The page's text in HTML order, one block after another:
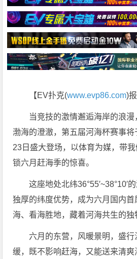
【EV扑克(www.evp86.com)
当竞技的激情邂逅海岸的浪
渤海的澄澈，第五届河海杯赛事将
23日盛大登场，以体育为媒，带
锁六月赶海季的惊喜。
这座地处北纬36°55′~38°10′
独厚的纬度优势，成为六月国内
海、看海胜地，藏着河海共生的独
六月的东营，风暖景明，盛
缓，既不影响赶海，又能送来清